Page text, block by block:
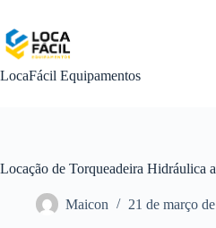
o
conteúdo
LocaFácil Equipamentos
Locação de Torqueadeira Hidráulica
Maicon 21 de março